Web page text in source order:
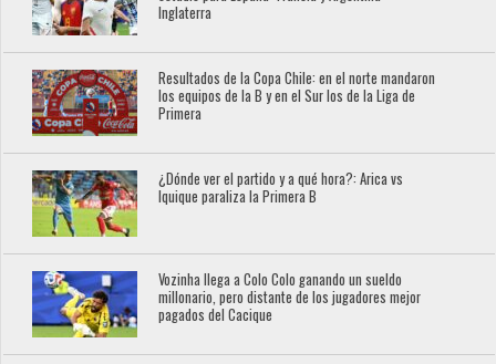
Inglaterra
Resultados de la Copa Chile: en el norte mandaron
los equipos de la B y en el Sur los de la Liga de
Primera
¿Dónde ver el partido y a qué hora?: Arica vs
Iquique paraliza la Primera B
Vozinha llega a Colo Colo ganando un sueldo
millonario, pero distante de los jugadores mejor
pagados del Cacique